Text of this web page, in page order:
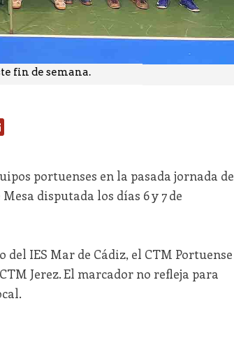
fin de semana.
portuenses en la pasada jornada de
disputada los días 6 y 7 de
IES Mar de Cádiz, el CTM Portuense
Jerez. El marcador no refleja para